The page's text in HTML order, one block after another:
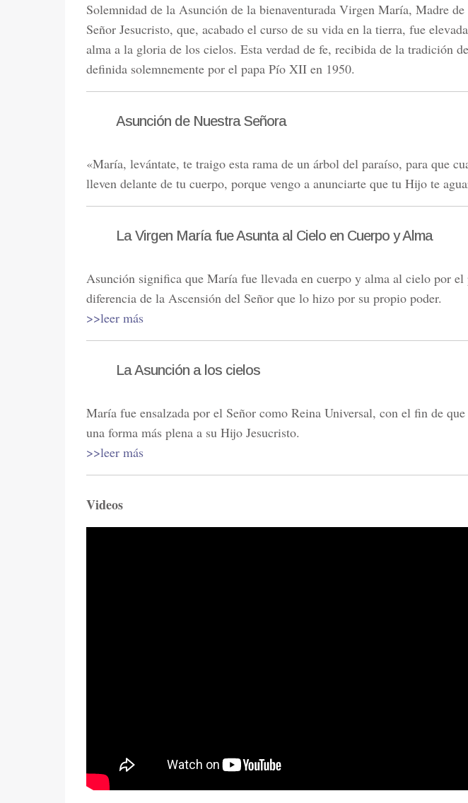
Solemnidad de la Asunción de la bienaventurada Virgen María, Madre
Señor Jesucristo, que, acabado el curso de su vida en la tierra, fue
alma a la gloria de los cielos. Esta verdad de fe, recibida de la tradición
definida solemnemente por el papa Pío XII en 1950.
Asunción de Nuestra Señora
«María, levántate, te traigo esta rama de un árbol del paraíso, para que
lleven delante de tu cuerpo, porque vengo a anunciarte que tu Hijo te
La Virgen María fue Asunta al Cielo en Cuerpo y Alma
Asunción significa que María fue llevada en cuerpo y alma al cielo por el
diferencia de la Ascensión del Señor que lo hizo por su propio poder.
>>leer más
La Asunción a los cielos
María fue ensalzada por el Señor como Reina Universal, con el fin de que
una forma más plena a su Hijo Jesucristo.
>>leer más
Videos